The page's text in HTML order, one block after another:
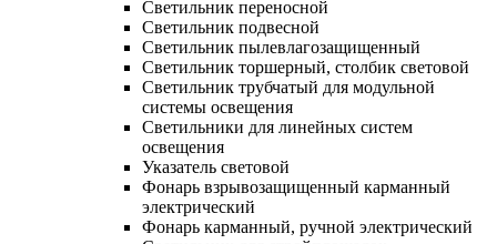
Светильник переносной
Светильник подвесной
Светильник пылевлагозащищенный
Светильник торшерный, столбик световой
Светильник трубчатый для модульной
системы освещения
Светильники для линейных систем
освещения
Указатель световой
Фонарь взрывозащищенный карманный
электрический
Фонарь карманный, ручной электрический